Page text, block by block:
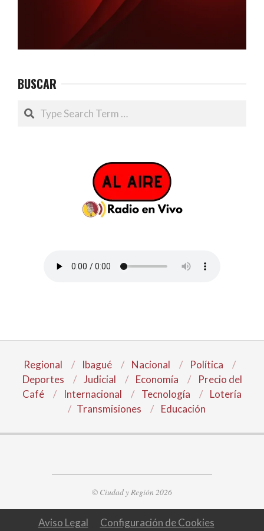
BUSCAR
Search
Regional Ibagué Nacional
Política
Deportes
Judicial Economía
Precio del
Café
Internacional Tecnología
Lotería
Transmisiones
Educación
© Ciudad y Región 2026
Aviso Legal Configuración de Cookies